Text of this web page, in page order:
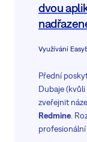
dvou
Využívání
Přední
Dubaje
zveřejnit
Redmine .
profesionální